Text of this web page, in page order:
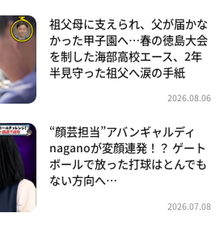
祖父母に支えられ、父が届かな
かった甲子園へ…春の徳島大会
を制した海部高校エース、2年
半見守った祖父へ涙の手紙
2026.08.06
“顔芸担当”アバンギャルディ
naganoが変顔連発！？ ゲート
ボールで放った打球はとんでも
ない方向へ…
2026.07.08